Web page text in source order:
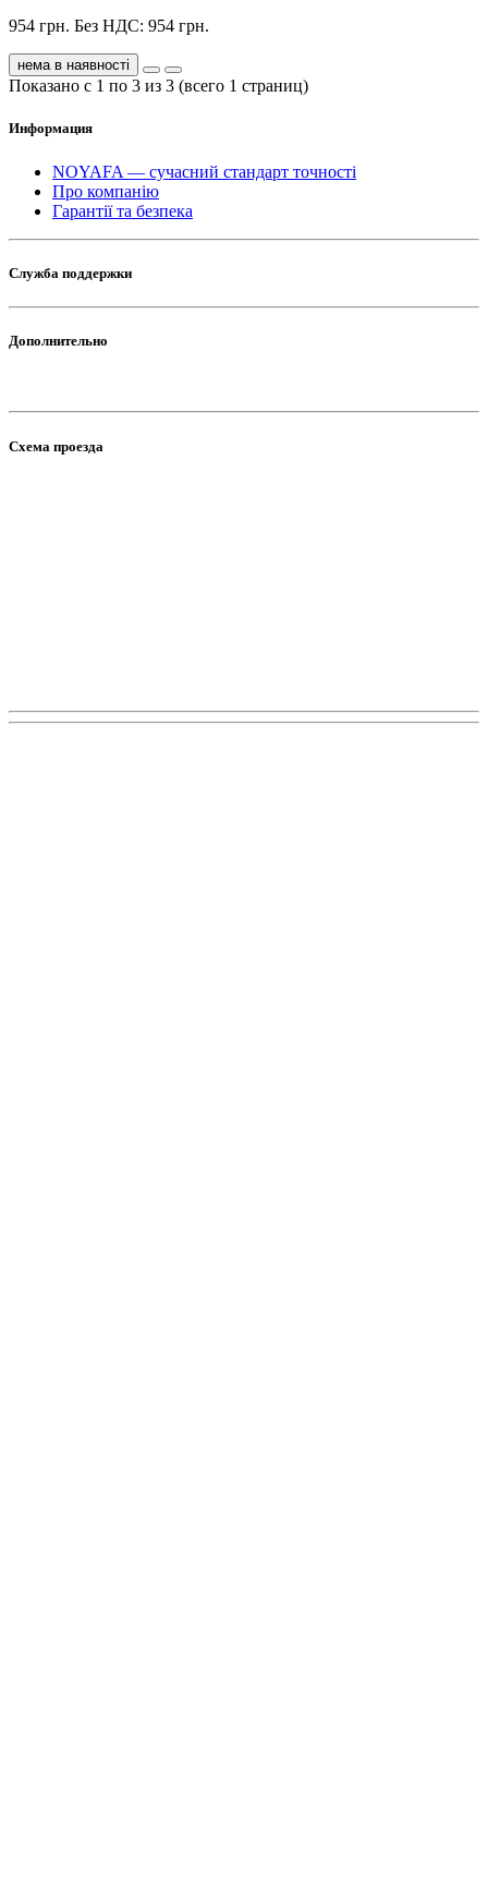
954 грн. Без НДС: 954 грн.
нема в наявності
Показано с 1 по 3 из 3 (всего 1 страниц)
Информация
NOYAFA — сучасний стандарт точності
Про компанію
Гарантії та безпека
Служба поддержки
Дополнительно
Схема проезда